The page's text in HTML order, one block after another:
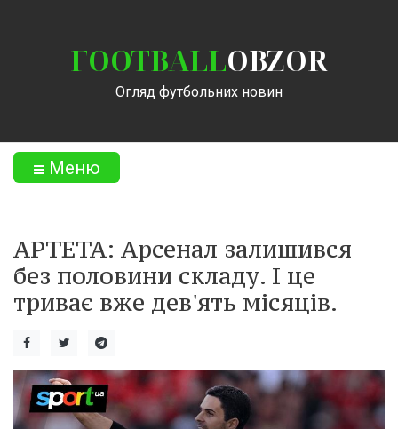
FOOTBALLOBZOR
Огляд футбольних новин
Меню
АРТЕТА: Арсенал залишився
без половини складу. І це
триває вже дев'ять місяців.